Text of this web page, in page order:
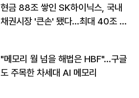
현금 88조 쌓인 SK하이닉스, 국내
채권시장 '큰손' 됐다…최대 40조 투
"메모리 월 넘을 해법은 HBF"…구글
도 주목한 차세대 AI 메모리